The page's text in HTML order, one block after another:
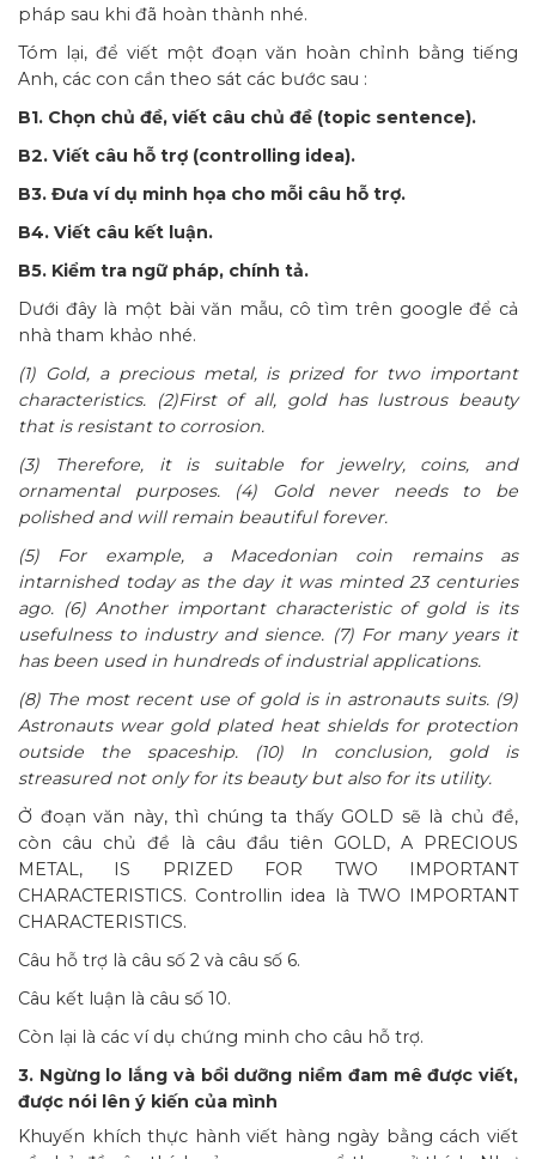
pháp sau khi đã hoàn thành nhé.
Tóm lại, để viết một đoạn văn hoàn chỉnh bằng tiếng
Anh, các con cần theo sát các bước sau :
B1. Chọn chủ đề, viết câu chủ đề (topic sentence).
B2. Viết câu hỗ trợ (controlling idea).
B3. Đưa ví dụ minh họa cho mỗi câu hỗ trợ.
B4. Viết câu kết luận.
B5. Kiểm tra ngữ pháp, chính tả.
Dưới đây là một bài văn mẫu, cô tìm trên google để cả
nhà tham khảo nhé.
(1) Gold, a precious metal, is prized for two important
characteristics. (2)First of all, gold has lustrous beauty
that is resistant to corrosion.
(3) Therefore, it is suitable for jewelry, coins, and
ornamental purposes. (4) Gold never needs to be
polished and will remain beautiful forever.
(5) For example, a Macedonian coin remains as
intarnished today as the day it was minted 23 centuries
ago. (6) Another important characteristic of gold is its
usefulness to industry and sience. (7) For many years it
has been used in hundreds of industrial applications.
(8) The most recent use of gold is in astronauts suits. (9)
Astronauts wear gold plated heat shields for protection
outside the spaceship. (10) In conclusion, gold is
streasured not only for its beauty but also for its utility.
Ở đoạn văn này, thì chúng ta thấy GOLD sẽ là chủ đề,
còn câu chủ đề là câu đầu tiên GOLD, A PRECIOUS
METAL, IS PRIZED FOR TWO IMPORTANT
CHARACTERISTICS. Controllin idea là TWO IMPORTANT
CHARACTERISTICS.
Câu hỗ trợ là câu số 2 và câu số 6.
Câu kết luận là câu số 10.
Còn lại là các ví dụ chứng minh cho câu hỗ trợ.
3. Ngừng lo lắng và bồi dưỡng niềm đam mê được viết,
được nói lên ý kiến của mình
Khuyến khích thực hành viết hàng ngày bằng cách viết